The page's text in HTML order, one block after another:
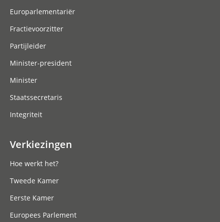
Europarlementariër
Fractievoorzitter
Partijleider
Minister-president
Minister
Staatssecretaris
Integriteit
Verkiezingen
Hoe werkt het?
Tweede Kamer
Eerste Kamer
Europees Parlement